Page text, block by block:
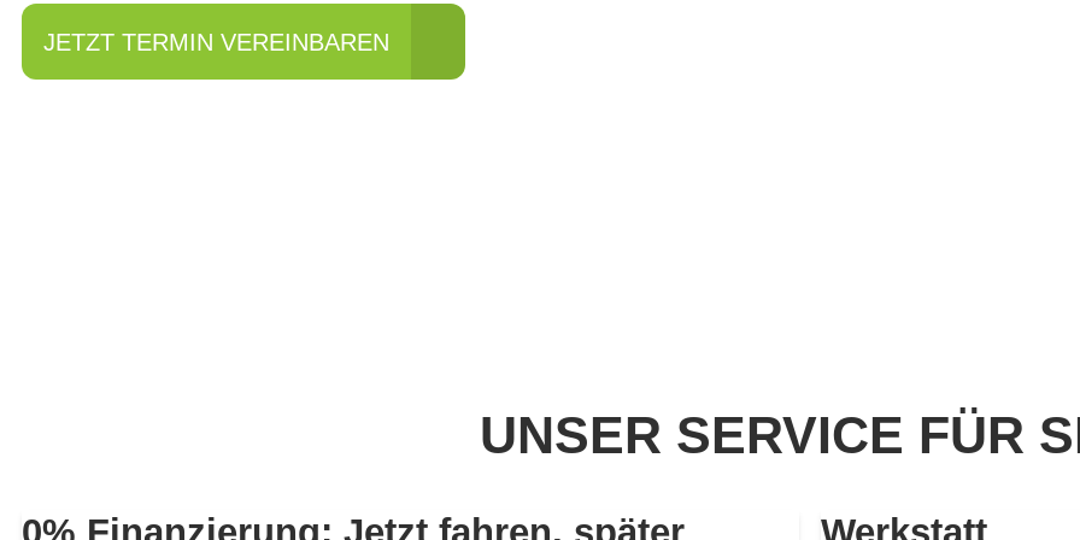
JETZT TERMIN VEREINBAREN
UNSER SERVICE FÜR